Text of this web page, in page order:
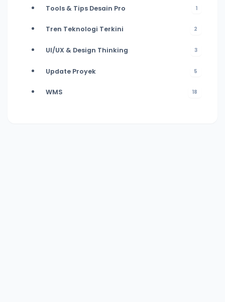
Tools & Tips Desain Pro 1
Tren Teknologi Terkini 2
UI/UX & Design Thinking 3
Update Proyek 5
WMS 18